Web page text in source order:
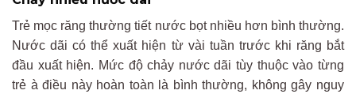
Trẻ mọc răng thường tiết nước bọt nhiều hơn bình thường.
Nước dãi có thể xuất hiện từ vài tuần trước khi răng bắt
đầu xuất hiện. Mức độ chảy nước dãi tùy thuộc vào từng
trẻ à điều này hoàn toàn là bình thường, không gây nguy